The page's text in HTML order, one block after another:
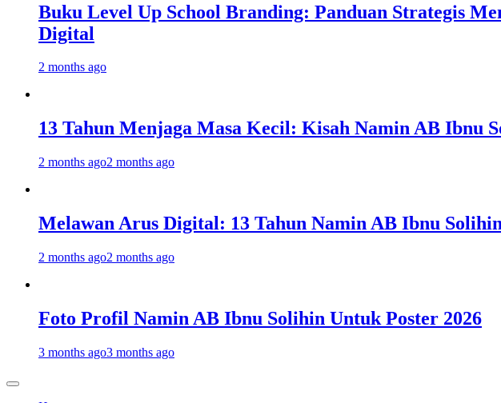
Buku Level Up School Branding: Panduan Strategis
Digital
2 months ago
13 Tahun Menjaga Masa Kecil: Kisah Namin AB Ibnu
2 months ago2 months ago
Melawan Arus Digital: 13 Tahun Namin AB Ibnu
2 months ago2 months ago
Foto Profil Namin AB Ibnu Solihin Untuk Poster 2026
3 months ago3 months ago